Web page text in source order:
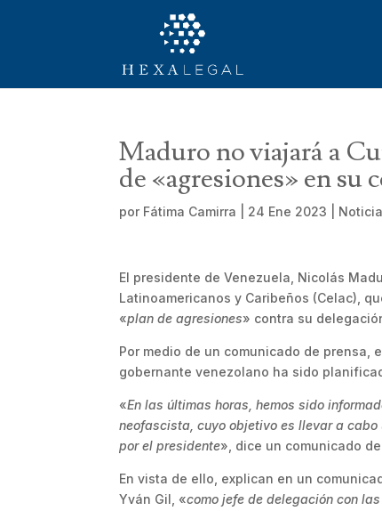
Maduro no viajará a
de «agresiones» en su
por Fátima Camirra 24 Ene 2023
El presidente de Venezuela, Nicolás
Latinoamericanos y Caribeños (Celac),
«plan de agresiones» contra su
Por medio de un comunicado de prensa,
gobernante venezolano ha sido
«En las últimas horas, hemos sido
neofascista, cuyo objetivo es llevar a
por el presidente», dice un comunicado
En vista de ello, explican en un
Yván Gil, «como jefe de delegación con